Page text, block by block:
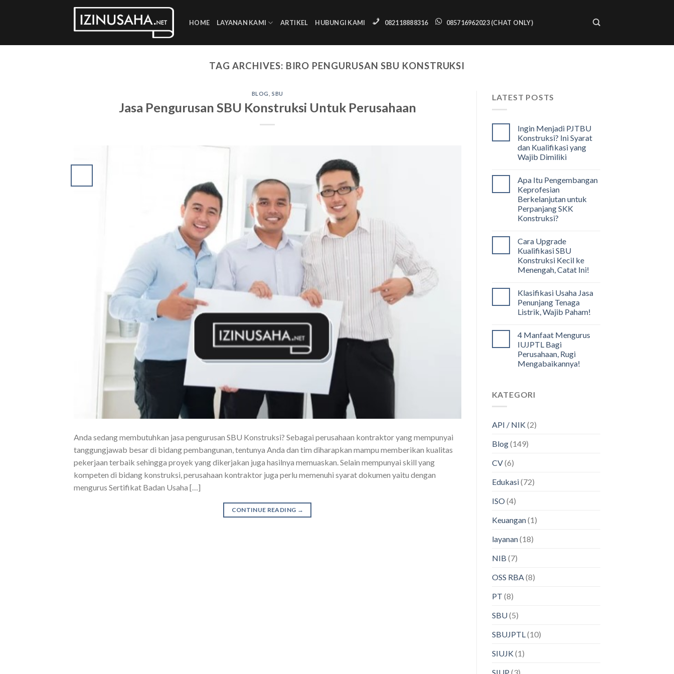
HOME LAYANAN KAMI ARTIKEL HUBUNGI KAMI 082118888316 085716962023 (CHAT ONLY)
TAG ARCHIVES: BIRO PENGURUSAN SBU KONSTRUKSI
BLOG ,SBU
Jasa Pengurusan SBU Konstruksi Untuk Perusahaan
Anda sedang membutuhkan jasa pengurusan SBU Konstruksi? Sebagai perusahaan kontraktor yang mempunyai
tanggungjawab besar di bidang pembangunan, tentunya Anda dan tim diharapkan mampu memberikan kualitas
pekerjaan terbaik sehingga proyek yang dikerjakan juga hasilnya memuaskan. Selain mempunyai skill yang
kompeten di bidang konstruksi, perusahaan kontraktor juga perlu memenuhi syarat dokumen yaitu dengan
mengurus Sertifikat Badan Usaha […]
CONTINUE READING →
LATEST POSTS
Ingin Menjadi PJTBU
Konstruksi? Ini Syarat
dan Kualifikasi yang
Wajib Dimiliki
Apa Itu Pengembangan
Keprofesian
Berkelanjutan untuk
Perpanjang SKK
Konstruksi?
Cara Upgrade
Kualifikasi SBU
Konstruksi Kecil ke
Menengah, Catat Ini!
Klasifikasi Usaha Jasa
Penunjang Tenaga
Listrik, Wajib Paham!
4 Manfaat Mengurus
IUJPTL Bagi
Perusahaan, Rugi
Mengabaikannya!
KATEGORI
API / NIK(2)
Blog(149)
CV(6)
Edukasi(72)
ISO(4)
Keuangan(1)
layanan(18)
NIB (7)
OSS RBA(8)
PT (8)
SBU(5)
SBUJPTL(10)
SIUJK(1)